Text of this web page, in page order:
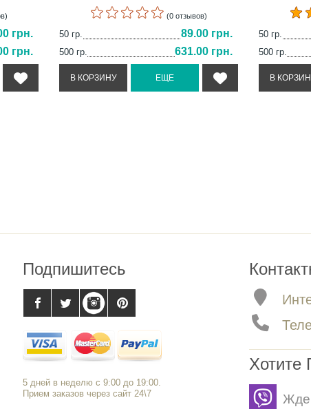
грн.
грн.
(0 отзывов)
50 гр. 89.00 грн.
500 гр. 631.00 грн.
50 гр.
500 гр.
Подпишитесь
5 дней в неделю с 9:00 до 19:00.
Прием заказов через сайт 24\7
Хотите